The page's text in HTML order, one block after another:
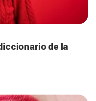
de la